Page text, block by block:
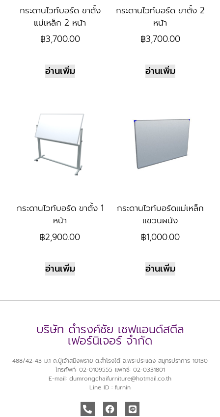
กระดานไวท์บอร์ด ขาตั้ง
แม่เหล็ก 2 หน้า
฿3,700.00
อ่านเพิ่ม
กระดานไวท์บอร์ด ขาตั้ง 2
หน้า
฿3,700.00
อ่านเพิ่ม
กระดานไวท์บอร์ด ขาตั้ง 1
หน้า
฿2,900.00
อ่านเพิ่ม
กระดานไวท์บอร์ดแม่เหล็ก
แขวนผนัง
฿1,000.00
อ่านเพิ่ม
บริษัท ดำรงค์ชัย เซฟแอนด์สตีล
เฟอร์นิเจอร์ จำกัด
488/42-43 ม.1 ถ.ปู่เจ้าสมิงพราย ต.สำโรงใต้ อ.พระประแดง สมุทรปราการ 10130
โทรศัพท์: 02-0109555 แฟกซ์: 02-0331801
E-mail: dumrongchaifurniture@hotmail.co.th
Line ID : furnin